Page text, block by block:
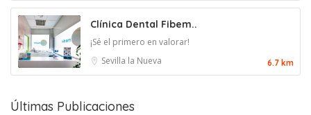
Clínica Dental Fibem..
¡Sé el primero en valorar!
Sevilla la Nueva
6.7 km
Últimas Publicaciones